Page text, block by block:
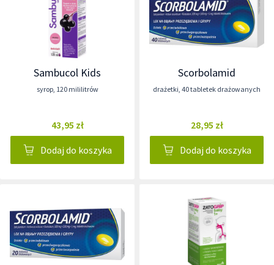
Sambucol Kids
syrop, 120 mililitrów
43,95 zł
Dodaj do koszyka
Scorbolamid
drażetki, 40 tabletek drażowanych
28,95 zł
Dodaj do koszyka